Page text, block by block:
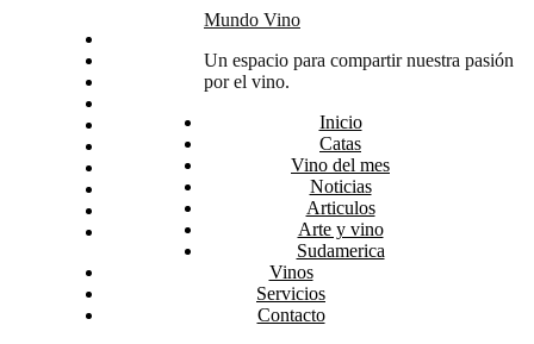
Arte y vino
Sudamerica
Mundo Vino
Un espacio para compartir nuestra pasión
por el vino.
Inicio
Catas
Vino del mes
Noticias
Articulos
Arte y vino
Sudamerica
Vinos
Servicios
Contacto